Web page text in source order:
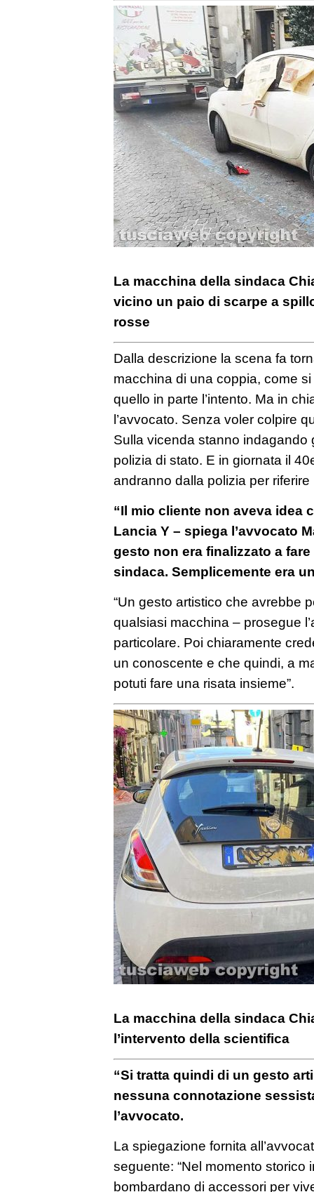
La macchina della sindaca
vicino un paio di scarpe a
rosse
Dalla descrizione la scena fa
macchina di una coppia, come
quello in parte l’intento. Ma in
l’avvocato. Senza voler colpire
Sulla vicenda stanno indagando
polizia di stato. E in giornata il
andranno dalla polizia per
“Il mio cliente non aveva idea
Lancia Y – spiega l’avvocato
gesto non era finalizzato a
sindaca. Semplicemente era
“Un gesto artistico che avrebbe
qualsiasi macchina – prosegue
particolare. Poi chiaramente
un conoscente e che quindi, a
potuti fare una risata insieme”.
La macchina della sindaca
l’intervento della scientifica
“Si tratta quindi di un gesto
nessuna connotazione
l’avvocato.
La spiegazione fornita
seguente: “Nel momento storico
bombardano di accessori per